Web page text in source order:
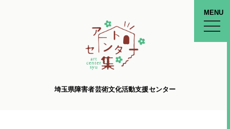
埼玉県障害者芸術文化活動支援センター
MENU
toggle